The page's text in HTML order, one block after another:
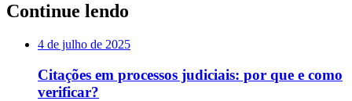
Continue lendo
4 de julho de 2025
Citações em processos judiciais: por que e como
verificar?